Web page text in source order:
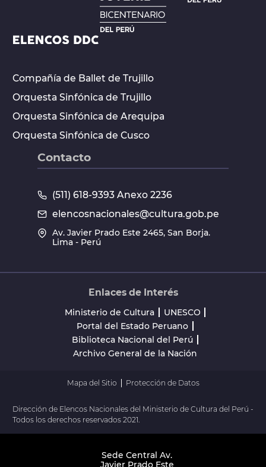
Compañía de Ballet de Trujillo
Orquesta Sinfónica de Trujillo
Orquesta Sinfónica de Arequipa
Orquesta Sinfónica de Cusco
Contacto
(511) 618-9393 Anexo 2236
elencosnacionales@cultura.gob.pe
Av. Javier Prado Este 2465, San Borja.
Lima - Perú
Enlaces de Interés
Ministerio de Cultura
UNESCO
Portal del Estado Peruano
Biblioteca Nacional del Perú
Archivo General de la Nación
Mapa del Sitio Protección de Datos
Dirección de Elencos Nacionales del Ministerio de Cultura del Perú -
Todos los derechos reservados 2021.
Sede Central Av.
Javier Prado Este